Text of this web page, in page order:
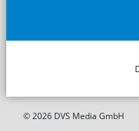
© 2026 DVS Media GmbH